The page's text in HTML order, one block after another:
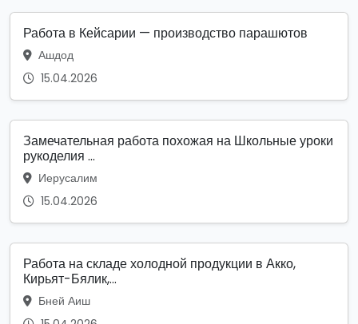
Работа в Кейсарии — производство парашютов
Ашдод
15.04.2026
Замечательная работа похожая на Школьные уроки
рукоделия ...
Иерусалим
15.04.2026
Работа на складе холодной продукции в Акко,
Кирьят-Бялик,...
Бней Аиш